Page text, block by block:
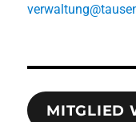
MITGLIED